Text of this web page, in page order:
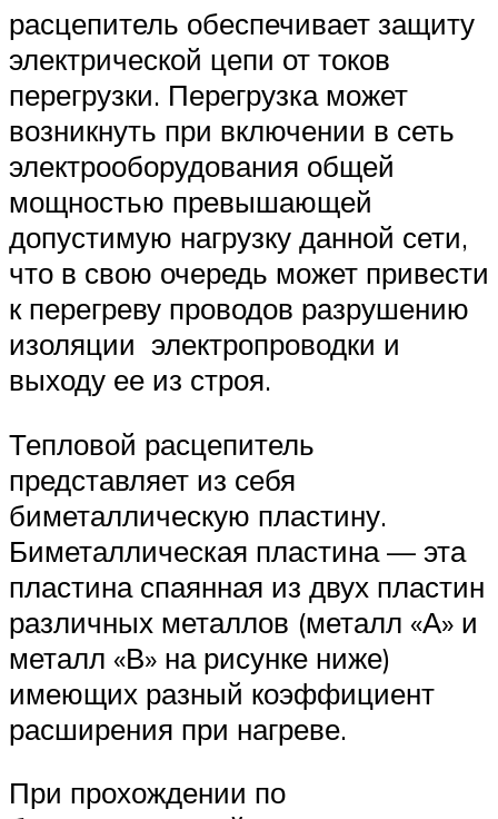
расцепитель обеспечивает защиту
электрической цепи от токов
перегрузки. Перегрузка может
возникнуть при включении в сеть
электрооборудования общей
мощностью превышающей
допустимую нагрузку данной сети,
что в свою очередь может привести
к перегреву проводов разрушению
изоляции электропроводки и
выходу ее из строя.
Тепловой расцепитель
представляет из себя
биметаллическую пластину.
Биметаллическая пластина — эта
пластина спаянная из двух пластин
различных металлов (металл «А» и
металл «В» на рисунке ниже)
имеющих разный коэффициент
расширения при нагреве.
При прохождении по